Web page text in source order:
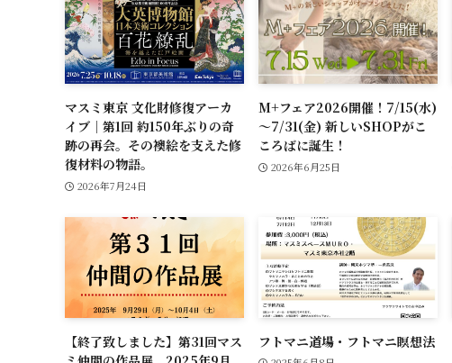
マスミ東京 文化財修復アーカ
イブ｜第1回 約150年ぶりの奇
跡の再会。その襖絵を支えた修
復材料の物語。
2026年7月24日
M+フェア2026開催！7/15(水)
～7/31(金) 新しいSHOPがこ
ころばに誕生！
2026年6月25日
【終了致しました】第31回マス
フトマニ道場・フトマニ瞑想法